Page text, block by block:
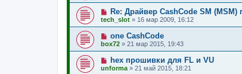
Re: Драйвер CashCode SM (MSM)
tech_slot » 16 мар 2009, 16:12
one CashCode
box72 » 21 мар 2015, 19:43
hex прошивки для FL и VU
unforma » 21 май 2015, 18:21